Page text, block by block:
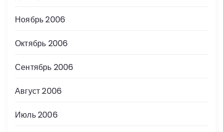
Ноябрь 2006
Октябрь 2006
Сентябрь 2006
Август 2006
Июль 2006